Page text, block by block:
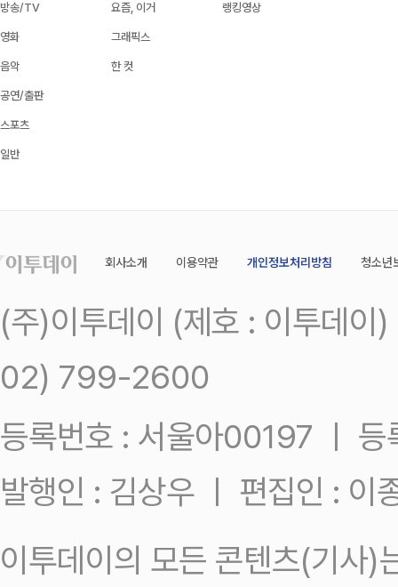
방송/TV
영화
음악
공연/출판
스포츠
일반
요즘, 이거
그래픽스
한 컷
랭킹영상
회사소개 이용약관 개인정보처리방침 청소년
(주)이투데이 (제호 : 이투데
02) 799-2600
등록번호 : 서울아00197 ㅣ
발행인 : 김상우 ㅣ 편집인 : 이
이투데이의 모든 콘텐츠(기사)